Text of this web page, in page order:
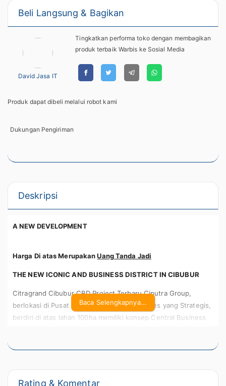
Beli Langsung & Bagikan
David Jasa IT
Tingkatkan performa toko dengan membagikan
produk terbaik Warbis ke Sosial Media
Produk dapat dibeli melalui robot kami
Dukungan Pengiriman
Deskripsi
A NEW DEVELOPMENT
Harga Di atas MerupakanUang Tanda Jadi
THE NEW ICONIC AND BUSINESS DISTRICT IN CIBUBUR
Citragrand Cibubur CBD Project Terbaru Ciputra Group,
berlokasi di Pusat Kota Cibubur dengan Akses yang Strategis,
berdiri di atas lahan 100ha memiliki konsep Central Business
Baca Selengkapnya...
Rating & Komentar